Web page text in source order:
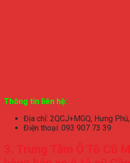
Thông tin liên hệ:
Địa chỉ: 2QCJ+MGQ, Hưng
Điện thoại: 093 907 73 39
3. Trung Tâm Ô Tô Cũ